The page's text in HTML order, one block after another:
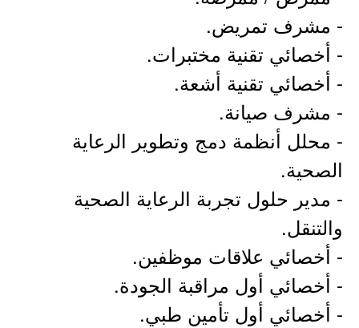
- مشرف تمريض.
- أخصائي تقنية مختبرات.
- أخصائي تقنية أشعة.
- مشرف صيانة.
- محلل أنظمة دمج وتطوير الرعاية
الصحية.
- مدير حلول تجربة الرعاية الصحية
والتنقل.
- أخصائي علاقات موظفين.
- أخصائي أول مراقبة الجودة.
- أخصائي أول تأمين طبي.